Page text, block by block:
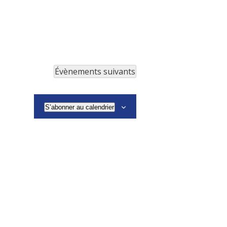
Évènements suivants
S’abonner au calendrier